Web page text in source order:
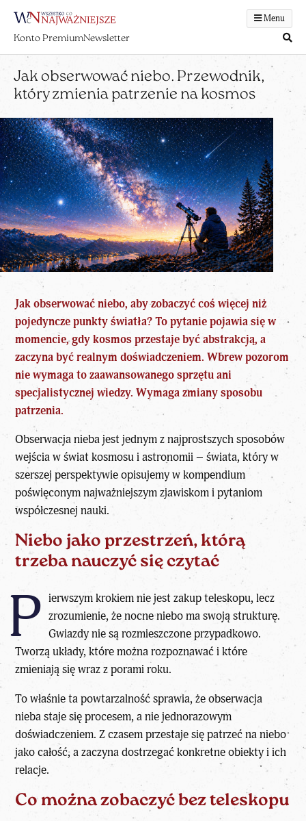
Menu
Konto PremiumNewsletter
Jak obserwować niebo. Przewodnik,
który zmienia patrzenie na kosmos
Jak obserwować niebo, aby zobaczyć coś więcej niż
pojedyncze punkty światła? To pytanie pojawia się w
momencie, gdy kosmos przestaje być abstrakcją, a
zaczyna być realnym doświadczeniem. Wbrew pozorom
nie wymaga to zaawansowanego sprzętu ani
specjalistycznej wiedzy. Wymaga zmiany sposobu
patrzenia.
Obserwacja nieba jest jednym z najprostszych sposobów
wejścia wświat kosmosu i astronomii– świata, który w
szerszej perspektywie opisujemy w kompendium
poświęconym najważniejszym zjawiskom i pytaniom
współczesnej nauki.
Niebo jako przestrzeń, którą
trzeba nauczyć się czytać
P ierwszym krokiem nie jest zakup teleskopu, lecz
zrozumienie, że nocne niebo ma swoją strukturę.
Gwiazdy nie są rozmieszczone przypadkowo.
Tworzą układy, które można rozpoznawać i które
zmieniają się wraz z porami roku.
To właśnie ta powtarzalność sprawia, że obserwacja
nieba staje się procesem, a nie jednorazowym
doświadczeniem. Z czasem przestaje się patrzeć na niebo
jako całość, a zaczyna dostrzegać konkretne obiekty i ich
relacje.
Co można zobaczyć bez teleskopu